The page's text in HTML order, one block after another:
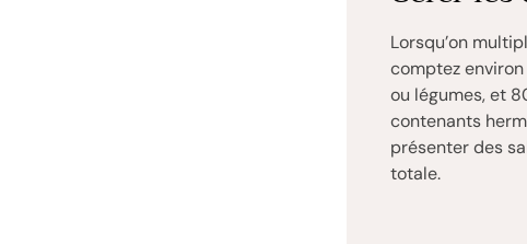
Lorsqu’on
comptez environ
ou légumes, et
contenants
présenter des
totale.